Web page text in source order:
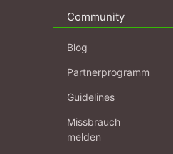
Community
Blog
Partnerprogramm
Guidelines
Missbrauch
melden